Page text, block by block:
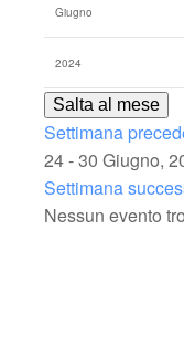
Salta al mese
Settimana
24 - 30 Giugno,
Settimana
Nessun evento